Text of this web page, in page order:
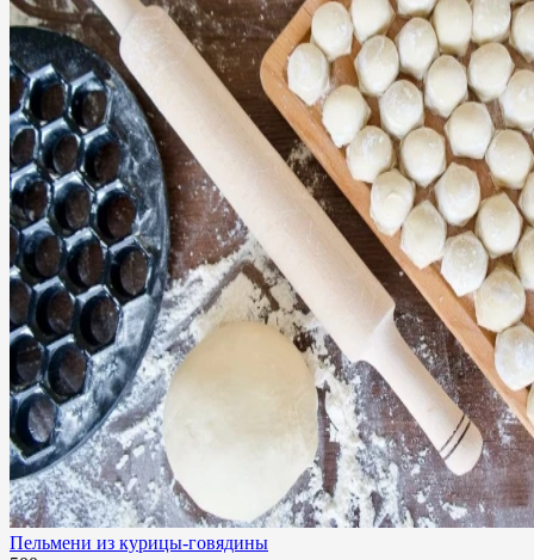
Пельмени из курицы-говядины